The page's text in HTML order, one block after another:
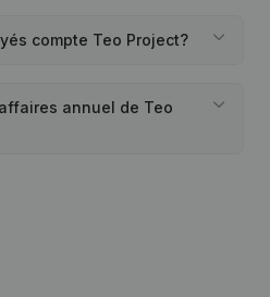
compte Teo Project?
annuel de Teo